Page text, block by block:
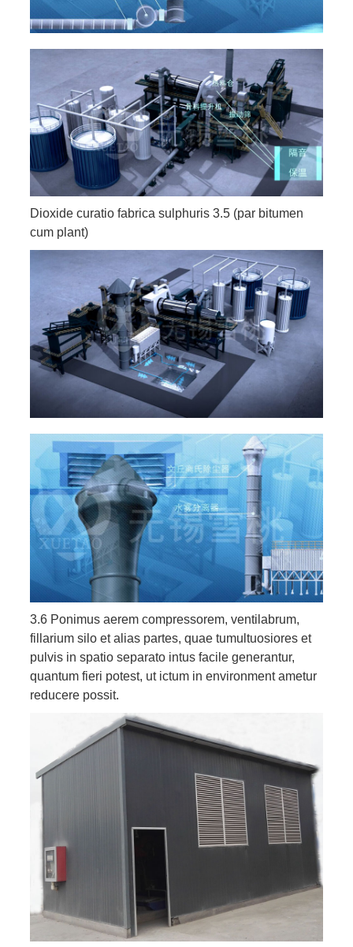
Dioxide curatio fabrica sulphuris 3.5 (par bitumen
cum plant)
3.6 Ponimus aerem compressorem, ventilabrum,
fillarium silo et alias partes, quae tumultuosiores et
pulvis in spatio separato intus facile generantur,
quantum fieri potest, ut ictum in environment ametur
reducere possit.